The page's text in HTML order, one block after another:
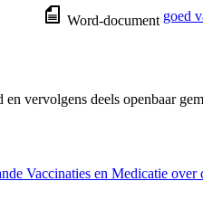
Word-document goed
vervolgens deels openbaar
Vaccinaties en Medicatie over